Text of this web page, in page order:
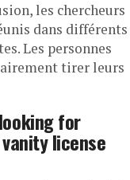
les chercheurs
dans différents
Les personnes
tirer leurs
looking for
license